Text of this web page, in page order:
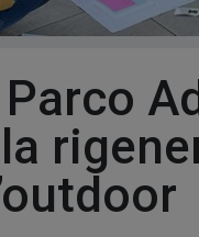
Parco